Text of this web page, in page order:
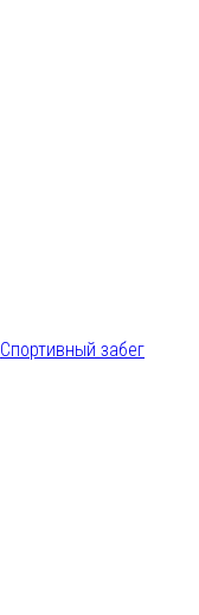
Спортивный забег